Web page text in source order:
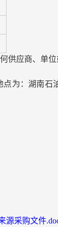
供应商、单
为：湖南石
源采购文件